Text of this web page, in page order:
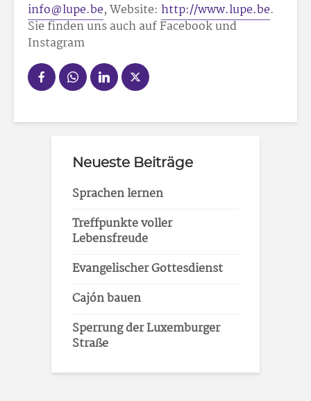
info@lupe.be, Website: http://www.lupe.be.
Sie finden uns auch auf Facebook und
Instagram
Neueste Beiträge
Sprachen lernen
Treffpunkte voller
Lebensfreude
Evangelischer Gottesdienst
Cajón bauen
Sperrung der Luxemburger
Straße